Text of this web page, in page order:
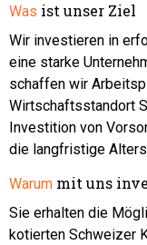
Was ist unser Ziel
Wir investieren in
eine starke
schaffen wir
Wirtschaftsstandort
Investition von
die langfristige
Warum mit uns
Sie erhalten die
kotierten Schweizer